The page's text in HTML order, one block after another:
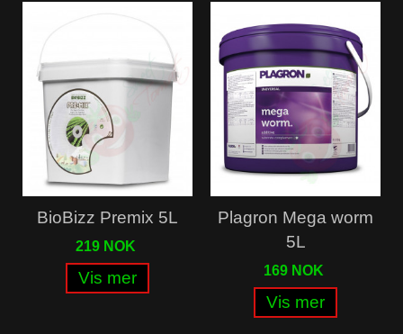
BioBizz Premix 5L
219 NOK
Vis mer
Plagron Mega worm
5L
169 NOK
Vis mer